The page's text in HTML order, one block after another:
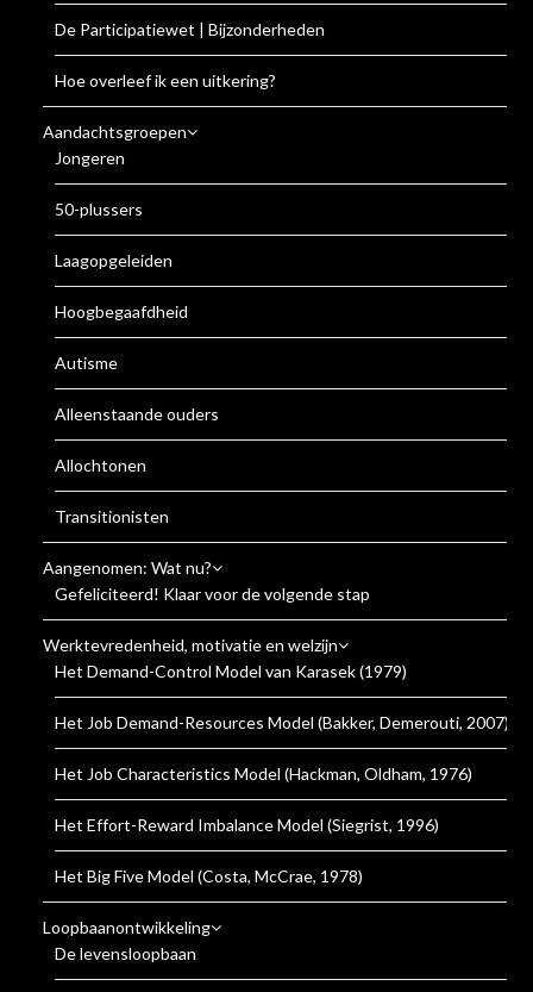
De Participatiewet | Bijzonderheden
Hoe overleef ik een uitkering?
Aandachtsgroepen
Jongeren
50-plussers
Laagopgeleiden
Hoogbegaafdheid
Autisme
Alleenstaande ouders
Allochtonen
Transitionisten
Aangenomen: Wat nu?
Gefeliciteerd! Klaar voor de volgende stap
Werktevredenheid, motivatie en welzijn
Het Demand-Control Model van Karasek (1979)
Het Job Demand-Resources Model (Bakker, Demerouti, 2007)
Het Job Characteristics Model (Hackman, Oldham, 1976)
Het Effort-Reward Imbalance Model (Siegrist, 1996)
Het Big Five Model (Costa, McCrae, 1978)
Loopbaanontwikkeling
De levensloopbaan